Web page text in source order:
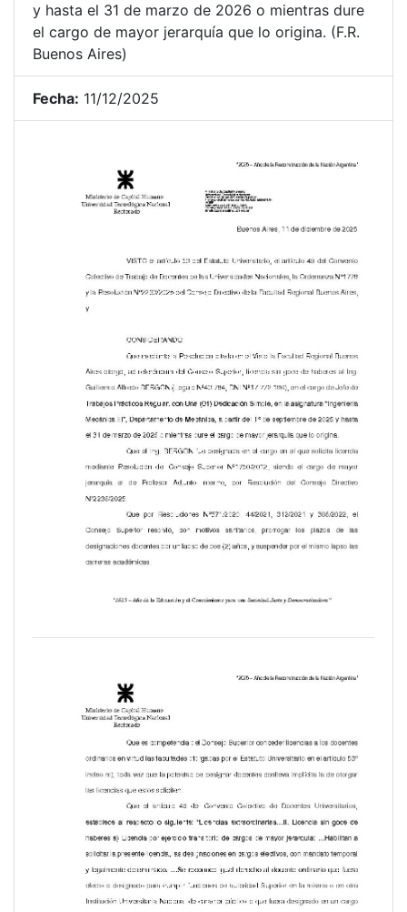
y hasta el 31 de marzo de 2026 o mientras dure
el cargo de mayor jerarquía que lo origina. (F.R.
Buenos Aires)
Fecha: 11/12/2025